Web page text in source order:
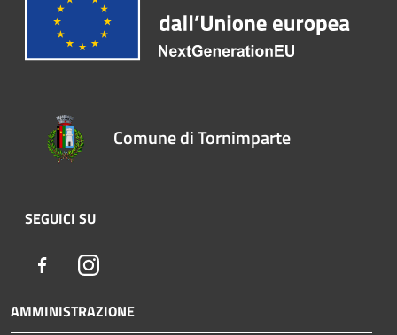
Comune di Tornimparte
SEGUICI SU
FacebookInstagram
AMMINISTRAZIONE